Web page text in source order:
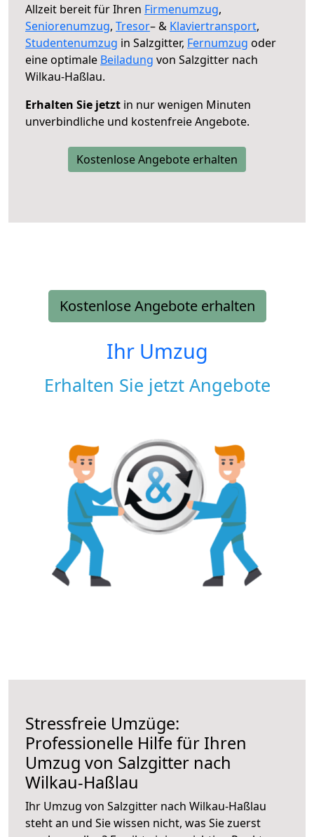
Allzeit bereit für Ihren Firmenumzug,
Seniorenumzug, Tresor– & Klaviertransport,
Studentenumzug in Salzgitter, Fernumzug oder
eine optimale Beiladung von Salzgitter nach
Wilkau-Haßlau.
Erhalten Sie jetzt in nur wenigen Minuten
unverbindliche und kostenfreie Angebote.
Kostenlose Angebote erhalten
Kostenlose Angebote erhalten
Ihr Umzug
Erhalten Sie jetzt Angebote
Stressfreie Umzüge:
Professionelle Hilfe für Ihren
Umzug von Salzgitter nach
Wilkau-Haßlau
Ihr Umzug von Salzgitter nach Wilkau-Haßlau
steht an und Sie wissen nicht, was Sie zuerst